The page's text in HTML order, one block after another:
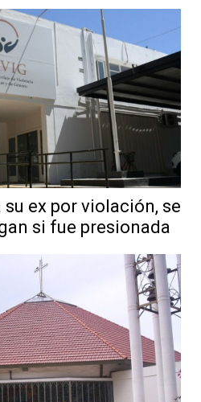
su ex por violación, se
si fue presionada